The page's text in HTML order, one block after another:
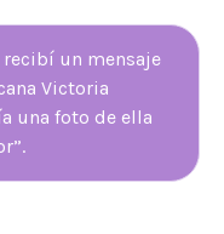
recibí un mensaje
Victoria
una foto de ella